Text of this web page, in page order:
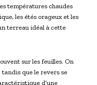
températures chaudes
les étés orageux et les
terreau idéal à cette
sur les feuilles. On
tandis que le revers se
d’une